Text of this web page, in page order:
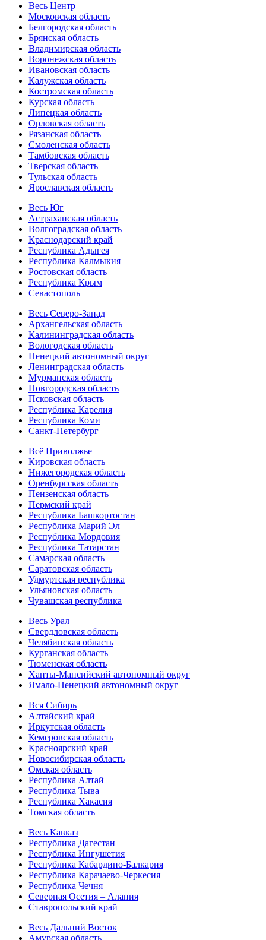
Весь Центр
Московская область
Белгородская область
Брянская область
Владимирская область
Воронежская область
Ивановская область
Калужская область
Костромская область
Курская область
Липецкая область
Орловская область
Рязанская область
Смоленская область
Тамбовская область
Тверская область
Тульская область
Ярославская область
Весь Юг
Астраханская область
Волгоградская область
Краснодарский край
Республика Адыгея
Республика Калмыкия
Ростовская область
Республика Крым
Севастополь
Весь Северо-Запад
Архангельская область
Калининградская область
Вологодская область
Ненецкий автономный округ
Ленинградская область
Мурманская область
Новгородская область
Псковская область
Республика Карелия
Республика Коми
Санкт-Петербург
Всё Приволжье
Кировская область
Нижегородская область
Оренбургская область
Пензенская область
Пермский край
Республика Башкортостан
Республика Марий Эл
Республика Мордовия
Республика Татарстан
Самарская область
Саратовская область
Удмуртская республика
Ульяновская область
Чувашская республика
Весь Урал
Свердловская область
Челябинская область
Курганская область
Тюменская область
Ханты-Мансийский автономный округ
Ямало-Ненецкий автономный округ
Вся Сибирь
Алтайский край
Иркутская область
Кемеровская область
Красноярский край
Новосибирская область
Омская область
Республика Алтай
Республика Тыва
Республика Хакасия
Томская область
Весь Кавказ
Республика Дагестан
Республика Ингушетия
Республика Кабардино-Балкария
Республика Карачаево-Черкесия
Республика Чечня
Северная Осетия – Алания
Ставропольский край
Весь Дальний Восток
Амурская область